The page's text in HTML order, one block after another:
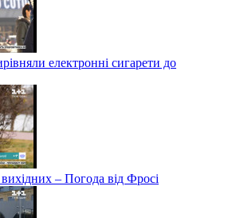
електронні сигарети до
– Погода від Фросі